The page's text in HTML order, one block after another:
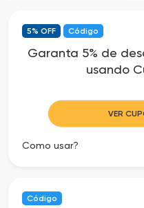
Todos
os
Departamentos
Todas
Todas
5% OFF Código
Garanta 5% de
usando
VER
Como usar?
Código